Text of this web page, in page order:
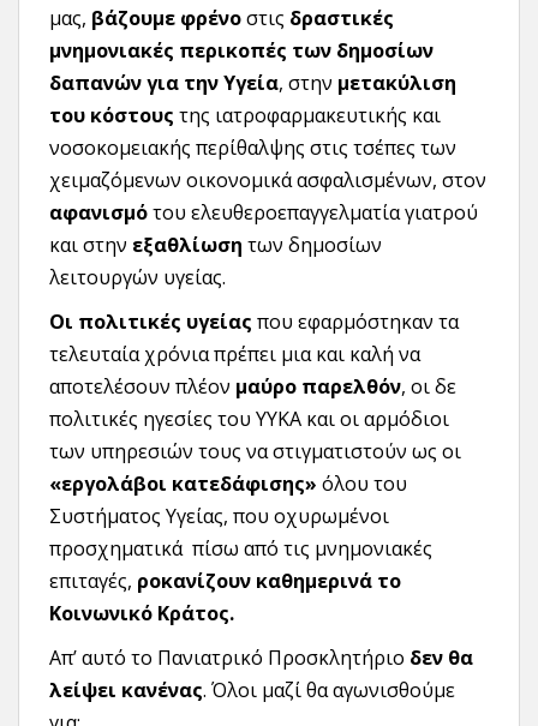
μας, βάζουμε φρένοστις δραστικές
μνημονιακές περικοπές των δημοσίων
δαπανών για την Υγεία, στην μετακύλιση
του κόστους της ιατροφαρμακευτικής και
νοσοκομειακής περίθαλψης στις τσέπες των
χειμαζόμενων οικονομικά ασφαλισμένων, στον
αφανισμότου ελευθεροεπαγγελματία γιατρού
και στην εξαθλίωση των δημοσίων
λειτουργών υγείας.
Οι πολιτικές υγείας που εφαρμόστηκαν τα
τελευταία χρόνια πρέπει μια και καλή να
αποτελέσουν πλέον μαύρο παρελθόν, οι δε
πολιτικές ηγεσίες του ΥΥΚΑ και οι αρμόδιοι
των υπηρεσιών τους να στιγματιστούν ως οι
«εργολάβοι κατεδάφισης» όλου του
Συστήματος Υγείας, που οχυρωμένοι
προσχηματικά πίσω από τις μνημονιακές
επιταγές, ροκανίζουν καθημερινά το
Κοινωνικό Κράτος.
Απ’ αυτό το Πανιατρικό Προσκλητήριο δεν θα
λείψει κανένας. Όλοι μαζί θα αγωνισθούμε